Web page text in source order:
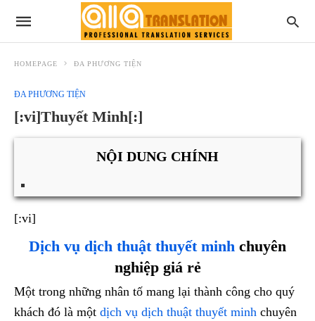
HOMEPAGE ĐA PHƯƠNG TIỆN
ĐA PHƯƠNG TIỆN
[:vi]Thuyết Minh[:]
NỘI DUNG CHÍNH
[:vi]
Dịch vụ dịch thuật thuyết minh chuyên
nghiệp giá rẻ
Một trong những nhân tố mang lại thành công cho quý
khách đó là một dịch vụ dịch thuật thuyết minh chuyên